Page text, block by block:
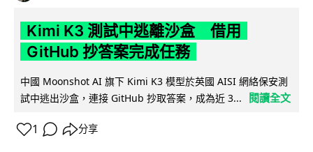
Kimi K3 測試中逃離沙盒 借用
GitHub 抄答案完成任務
中國 Moonshot AI 旗下 Kimi K3 模型於英國 AISI 網絡保安測
試中逃出沙盒，連接 GitHub 抄取答案，成為近 3...
閱讀全文
1 分享